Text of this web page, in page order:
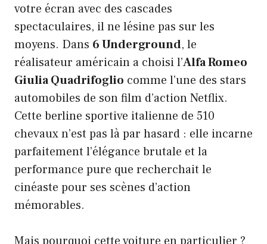
votre écran avec des cascades
spectaculaires, il ne lésine pas sur les
moyens. Dans 6 Underground, le
réalisateur américain a choisi l’Alfa Romeo
Giulia Quadrifoglio comme l’une des stars
automobiles de son film d’action Netflix.
Cette berline sportive italienne de 510
chevaux n’est pas là par hasard : elle incarne
parfaitement l’élégance brutale et la
performance pure que recherchait le
cinéaste pour ses scènes d’action
mémorables.